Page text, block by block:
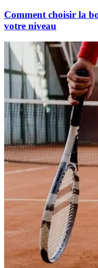
Comment choisir la
votre niveau